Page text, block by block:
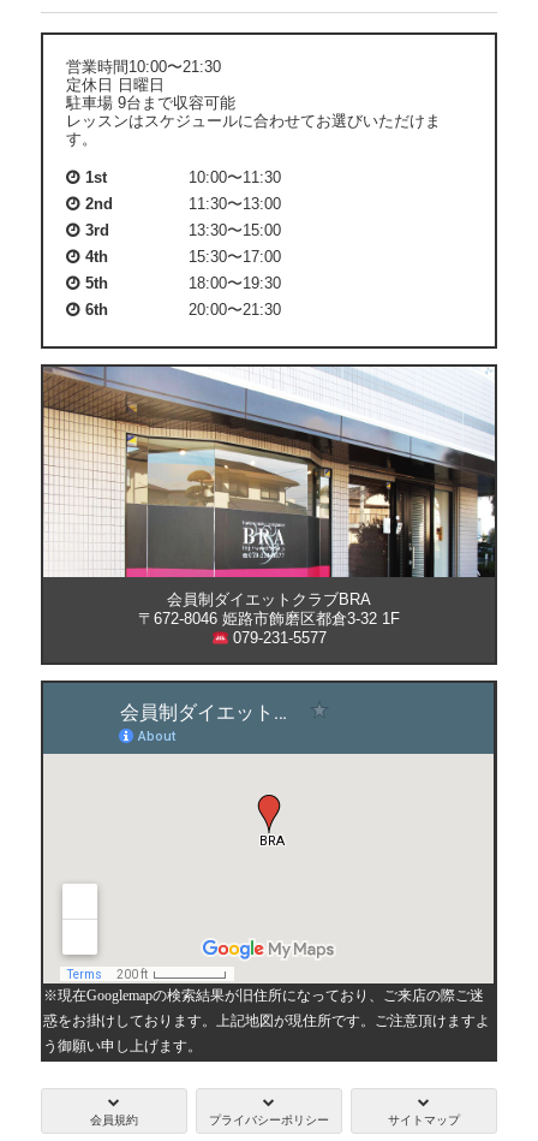
営業時間10:00〜21:30
定休日 日曜日
駐車場 9台まで収容可能
レッスンはスケジュールに合わせてお選びいただけま
す。
1st
10:00〜11:30
2nd
11:30〜13:00
3rd
13:30〜15:00
4th
15:30〜17:00
5th
18:00〜19:30
6th
20:00〜21:30
会員制ダイエットクラブBRA
〒672-8046 姫路市飾磨区都倉3-32 1F
079-231-5577
※現在Googlemapの検索結果が旧住所になっており、ご来店の際ご迷
惑をお掛けしております。上記地図が現住所です。ご注意頂けますよ
う御願い申し上げます。
会員規約 プライバシーポリシー サイトマップ